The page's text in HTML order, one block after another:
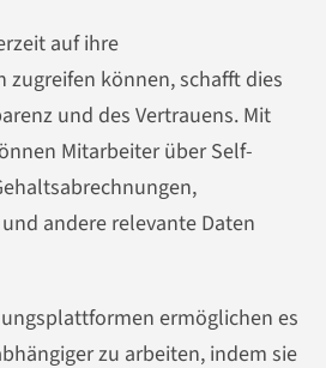
auf ihre
können, schafft dies
und des Vertrauens. Mit
Mitarbeiter über Self-
andere relevante Daten
ermöglichen es
zu arbeiten, indem sie